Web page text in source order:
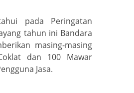
pada Peringatan
tahun ini Bandara
masing-masing
dan 100 Mawar
Jasa.